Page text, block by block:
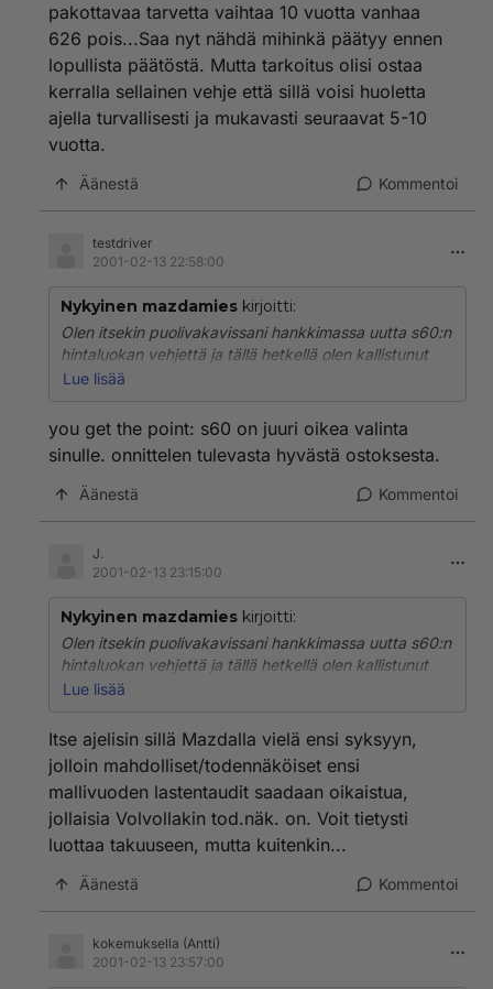
pakottavaa tarvetta vaihtaa 10 vuotta vanhaa
626 pois...Saa nyt nähdä mihinkä päätyy ennen
lopullista päätöstä. Mutta tarkoitus olisi ostaa
kerralla sellainen vehje että sillä voisi huoletta
ajella turvallisesti ja mukavasti seuraavat 5-10
vuotta.
Äänestä Kommentoi
testdriver
2001-02-13 22:58:00
Nykyinen mazdamies kirjoitti:
Olen itsekin puolivakavissani hankkimassa uutta s60:n
hintaluokan vehjettä ja tällä hetkellä olen kallistunut
maximoitten, galanttien, saabbien ja pösöjen jälkeen
kun ei olisi vielä pakottavaa tarvetta vaihtaa 10 vuotta
vanhaa 626 pois...Saa nyt nähdä mihinkä päätyy
ennen lopullista päätöstä. Mutta tarkoitus olisi ostaa
kerralla sellainen vehje että sillä voisi huoletta ajella
turvallisesti ja mukavasti seuraavat 5-10 vuotta.
Lue lisää
you get the point: s60 on juuri oikea valinta
sinulle. onnittelen tulevasta hyvästä ostoksesta.
Äänestä Kommentoi
J.
2001-02-13 23:15:00
Nykyinen mazdamies kirjoitti:
Olen itsekin puolivakavissani hankkimassa uutta s60:n
hintaluokan vehjettä ja tällä hetkellä olen kallistunut
maximoitten, galanttien, saabbien ja pösöjen jälkeen
kun ei olisi vielä pakottavaa tarvetta vaihtaa 10 vuotta
vanhaa 626 pois...Saa nyt nähdä mihinkä päätyy
ennen lopullista päätöstä. Mutta tarkoitus olisi ostaa
kerralla sellainen vehje että sillä voisi huoletta ajella
turvallisesti ja mukavasti seuraavat 5-10 vuotta.
Lue lisää
Itse ajelisin sillä Mazdalla vielä ensi syksyyn,
jolloin mahdolliset/todennäköiset ensi
mallivuoden lastentaudit saadaan oikaistua,
jollaisia Volvollakin tod.näk. on. Voit tietysti
luottaa takuuseen, mutta kuitenkin...
Äänestä Kommentoi
kokemuksella (Antti)
2001-02-13 23:57:00